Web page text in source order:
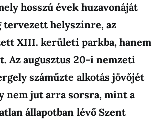
hosszú évek huzavonáját
tervezett helyszínre, az
XIII. kerületi parkba, hanem
Az augusztus 20-i nemzeti
száműzte alkotás jövőjét
nem jut arra sorsra, mint a
állapotban lévő Szent